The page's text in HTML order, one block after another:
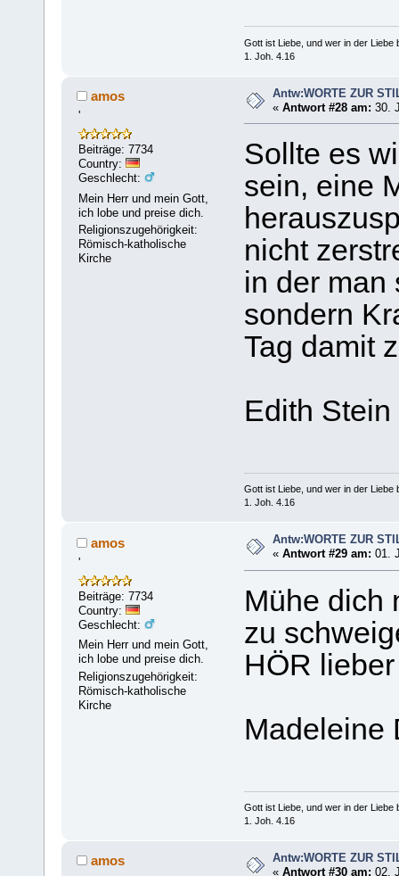
Gott ist Liebe, und wer in der Liebe
1. Joh. 4.16
amos
'
Beiträge: 7734
Country:
Geschlecht:
Mein Herr und mein Gott,
ich lobe und preise dich.
Religionszugehörigkeit:
Römisch-katholische
Kirche
Antw:WORTE ZUR
«Antwort #28 am: 30.
Sollte es
sein, eine
nicht
in der man
sondern
Tag damit
Edith Stein
Gott ist Liebe, und wer in der Liebe
1. Joh. 4.16
amos
'
Beiträge: 7734
Country:
Geschlecht:
Mein Herr und mein Gott,
ich lobe und preise dich.
Religionszugehörigkeit:
Römisch-katholische
Kirche
Antw:WORTE ZUR
«Antwort #29 am: 01.
Mühe dich
zu
HÖR
Madeleine
Gott ist Liebe, und wer in der Liebe
1. Joh. 4.16
amos
Antw:WORTE ZUR
«Antwort #30 am: 02.